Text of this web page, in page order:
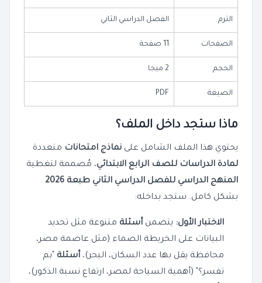
الترم الفصل الدراسي الثاني
الصفحات 11 صفحة
الحجم 2 ميجا
الصيغة PDF
ماذا ستجد داخل الملف؟
يحتوي هذا الملف الشامل على نماذج امتحانات متعددة
لمادة الدراسات للصف الرابع الابتدائي، مُصممة لتغطية
المنهج الدراسي للفصل الدراسي الثاني طبعة 2026
بشكل كامل. ستجد بداخله:
الاختبار الأول: يتضمن أسئلة متنوعة مثل تحديد
البيانات على الخريطة الصماء (مثل عاصمة مصر،
محافظة يقل بها عدد السكان، البحر)، أسئلة "بم
تفسر؟" (أهمية السياحة لمصر، ارتفاع نسبة الذكور)،